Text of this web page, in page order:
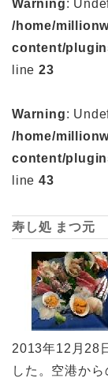
Warning:
/home/
content/
line 23
Warning:
/home/
content/
line 43
寿し処 まつ元
2013年12月28
した。空港か